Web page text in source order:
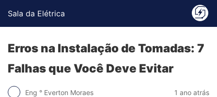
Sala da Elétrica
Erros na Instalação de Tomadas: 7
Falhas que Você Deve Evitar
Eng ° Everton Moraes 1 ano atrás